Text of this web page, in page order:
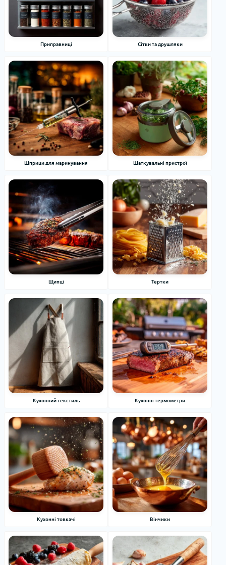
Приправниці Сітки та друшляки
Шприци для маринування Шаткувальні пристрої
Щипці Тертки
Кухонний текстиль Кухонні термометри
Кухонні товкачі Вінчики